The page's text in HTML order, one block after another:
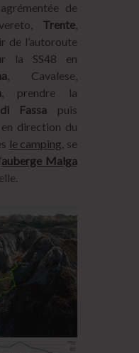
de
Trente,
de l’autoroute
la SS48 en
, Cavalese,
, prendre la
Fassa puis
direction du
le camping , se
auberge Malga